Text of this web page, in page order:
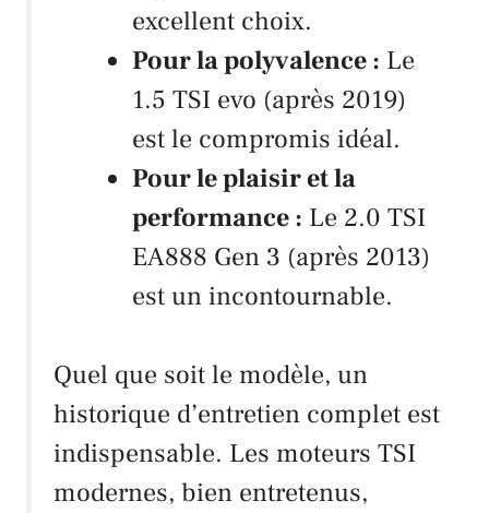
excellent choix.
Pour la polyvalence : Le
1.5 TSI evo (après 2019)
est le compromis idéal.
Pour le plaisir et la
performance : Le 2.0 TSI
EA888 Gen 3 (après 2013)
est un incontournable.
Quel que soit le modèle, un
historique d’entretien complet est
indispensable. Les moteurs TSI
modernes, bien entretenus,